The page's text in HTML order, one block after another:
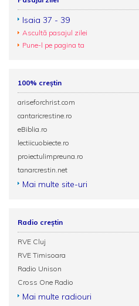
Isaia 37 - 39
Ascultă pasajul zilei
Pune-l pe pagina ta
100% creștin
ariseforchrist.com
cantaricrestine.ro
eBiblia.ro
lectiicuobiecte.ro
proiectulimpreuna.ro
tanarcrestin.net
Mai multe site-uri
Radio creștin
RVE Cluj
RVE Timisoara
Radio Unison
Cross One Radio
Mai multe radiouri